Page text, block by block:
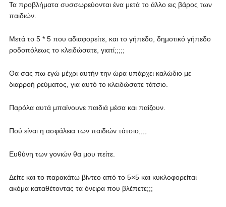
Τα προβλήματα συσσωρεύονται ένα μετά το άλλο εις βάρος των
παιδιών.
Μετά το 5 * 5 που αδιαφορείτε, και το γήπεδο, δημοτικό γήπεδο
ροδοπόλεως το κλειδώσατε, γιατί;;;;;
Θα σας πω εγώ μέχρι αυτήν την ώρα υπάρχει καλώδιο με
διαρροή ρεύματος, για αυτό το κλειδώσατε τάτσιο.
Παρόλα αυτά μπαίνουνε παιδιά μέσα και παίζουν.
Πού είναι η ασφάλεια των παιδιών τάτσιο;;;;
Ευθύνη των γονιών θα μου πείτε.
Δείτε και το παρακάτω βίντεο από το 5×5 και κυκλοφορείται
ακόμα καταθέτοντας τα όνειρα που βλέπετε;;;